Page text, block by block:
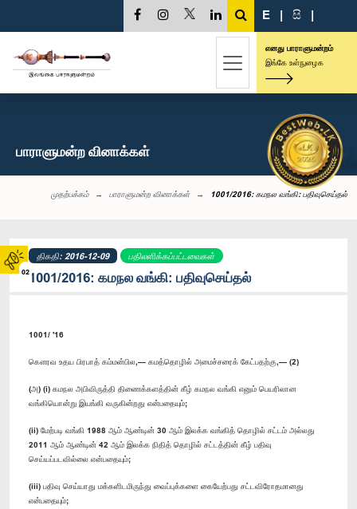
02
E | සි |
எனது பாராளுமன்றம்
இங்கே உள்நுழைக
பாராளுமன்ற வினாக்கள்
முதற்பக்கம் பாராளுமன்ற வினாக்கள் 1001/2016: கமநல வங்கி: பதிவுசெய்தல்
திகதி: 2016-12-09 பதிலளிக்கப்பட்டவைகள்
1001/2016: கமநல வங்கி: பதிவுசெய்தல்
1001/ '16
கௌரவ உதய பிரபாத் கம்மன்பில,— கமத்தொழில் அமைச்சரைக் கேட்பதற்கு,— (2)
(அ) (i) கமநல அபிவிருத்தி திணைக்களத்தின் கீழ் கமநல வங்கி எனும் பெயரிலான
வங்கியொன்று இயங்கி வருகின்றது என்பதையும்;
(ii) மேற்படி வங்கி 1988 ஆம் ஆண்டின் 30 ஆம் இலக்க வங்கித் தொழில் சட்டம் அல்லது
2011 ஆம் ஆண்டின் 42 ஆம் இலக்க நிதித் தொழில் சட்டத்தின் கீழ் பதிவு
செய்யப்படவில்லை என்பதையும்;
(iii) பதிவு செய்யாது மக்களிடமிருந்து வைப்புக்களை கையேற்பது சட்டவிரோதமானது
என்பதையும்;